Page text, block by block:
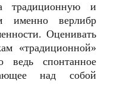
традиционную и
именно верлибр
Оценивать
«традиционной»
ведь спонтанное
над собой